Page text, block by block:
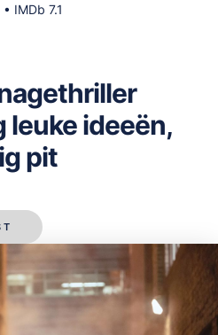
IMDb 7.1
leuke ideeën,
pit